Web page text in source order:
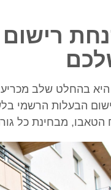
היא בהחלט שלב
הבעלות הרשמי
הטאבו, מבחינת כל